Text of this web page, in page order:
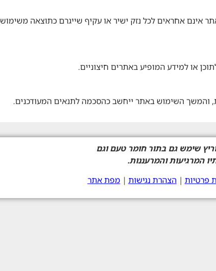
אינם אחראים לכל נזק ישיר או עקיף שייגרם כתוצאה משימוש
או למידע המופיע באתרים חיצוניים.
השימוש באתר ייחשב כהסכמה לתנאים המעודכנים.
שימש גם בתור חומר טעם וגם
המרגיעות והמרעננות.
פרטיות | הצהרת נגישות | מפת אתר